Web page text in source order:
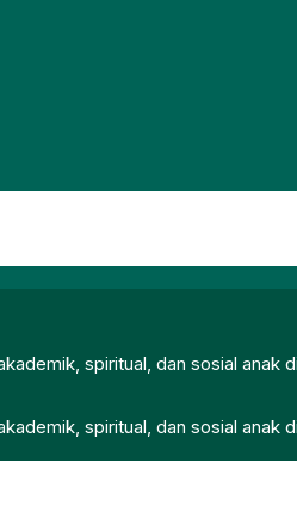
spiritual, dan sosial
spiritual, dan sosial